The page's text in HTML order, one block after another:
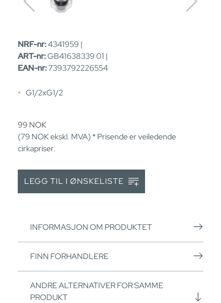
NRF-nr:4341959 |
ART-nr:GB41638339 01 |
EAN-nr:7393792226554
G1/2xG1/2
99 NOK
(79 NOKekskl. MVA) * Prisende er veiledende
cirkapriser.
LEGG TIL I ØNSKELISTE
INFORMASJON OM PRODUKTET
FINN FORHANDLERE
ANDRE ALTERNATIVER FOR SAMME
PRODUKT